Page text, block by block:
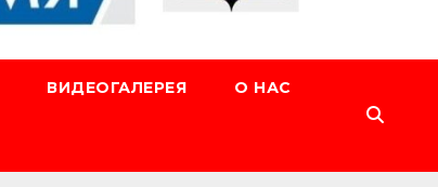
ВИДЕОГАЛЕРЕЯ О НАС